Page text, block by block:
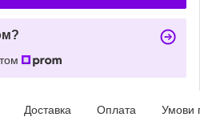
Доставка Оплата Умови